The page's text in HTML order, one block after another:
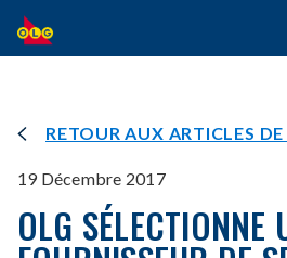
ALLER
AU
CONTENU
RETOUR AUX ARTICLES DE
19 Décembre 2017
OLG SÉLECTIONNE